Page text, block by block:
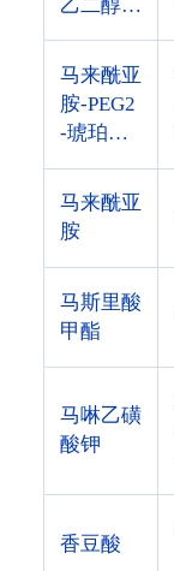
乙二醇-
珀酰亚胺
酯
马来酰亚
胺-PEG2
-琥珀酰
马来酰亚
胺
马斯里酸
甲酯
马啉乙磺
酸钾
香豆酸